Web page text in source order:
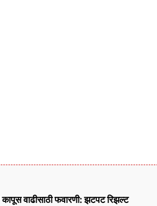
वाढीसाठी फवारणी: झटपट रिझल्ट